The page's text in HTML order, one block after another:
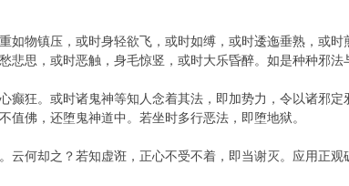
如物镇压，或时身轻欲飞，或时如缚，或时逶迤垂熟，或
思，或时恶触，身毛惊竖，或时大乐昏醉。如是种种邪法
癫狂。或时诸鬼神等知人念着其法，即加势力，令以诸邪
佛，还堕鬼神道中。若坐时多行恶法，即堕地狱。
何却之？若知虚诳，正心不受不着，即当谢灭。应用正观